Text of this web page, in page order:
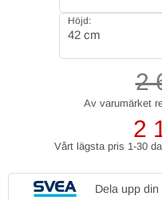
Höjd:
42 cm
2
2
Vårt lägsta pris 1-30
Dela upp